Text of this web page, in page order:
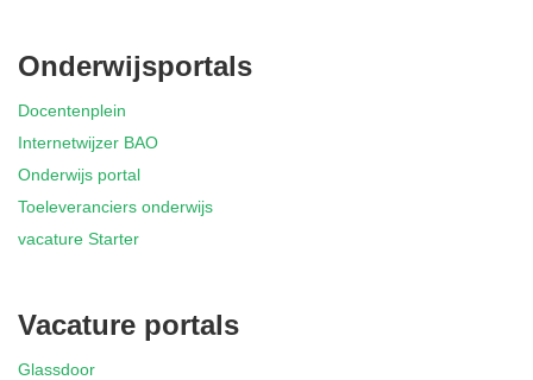
Onderwijsportals
Docentenplein
Internetwijzer BAO
Onderwijs portal
Toeleveranciers onderwijs
vacature Starter
Vacature portals
Glassdoor